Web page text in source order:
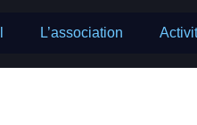
L’association